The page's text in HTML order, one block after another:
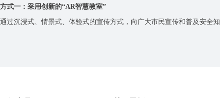
方式一：采用创新的“AR智慧教室”
通过沉浸式、情景式、体验式的宣传方式，向广大市民宣传和普及安全